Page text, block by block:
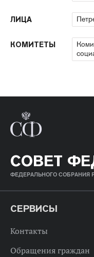
ЛИЦА
КОМИТЕТЫ
СОВЕТ
ФЕДЕРАЛЬНОГО СОБРАНИЯ
СЕРВИСЫ
Контакты
Обращения граждан